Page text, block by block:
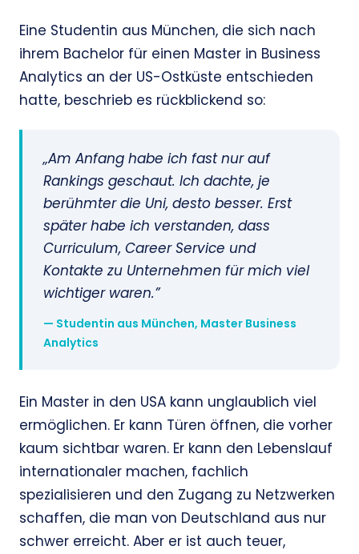
Eine Studentin aus München, die sich nach
ihrem Bachelor für einen Master in Business
Analytics an der US-Ostküste entschieden
hatte, beschrieb es rückblickend so:
„Am Anfang habe ich fast nur auf
Rankings geschaut. Ich dachte, je
berühmter die Uni, desto besser. Erst
später habe ich verstanden, dass
Curriculum, Career Service und
Kontakte zu Unternehmen für mich viel
wichtiger waren.”
— Studentin aus München, Master Business
Analytics
Ein Master in den USA kann unglaublich viel
ermöglichen. Er kann Türen öffnen, die vorher
kaum sichtbar waren. Er kann den Lebenslauf
internationaler machen, fachlich
spezialisieren und den Zugang zu Netzwerken
schaffen, die man von Deutschland aus nur
schwer erreicht. Aber er ist auch teuer,